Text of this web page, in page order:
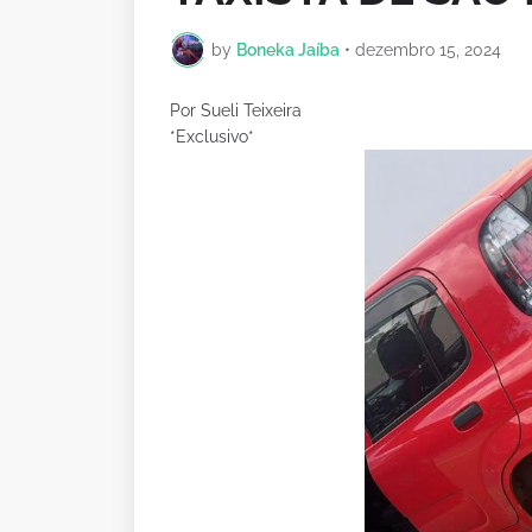
by Boneka Jaíba • dezembro 15, 2024
Por Sueli Teixeira
*Exclusivo*